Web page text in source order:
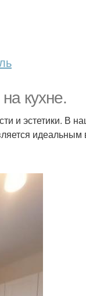
кухне.
и эстетики. В